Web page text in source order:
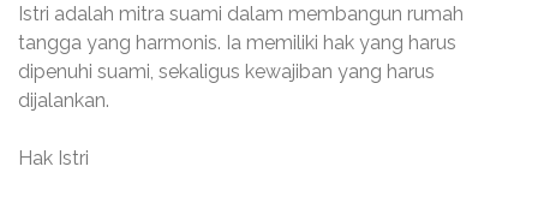
Istri adalah mitra suami dalam membangun rumah
tangga yang harmonis. Ia memiliki hak yang harus
dipenuhi suami, sekaligus kewajiban yang harus
dijalankan.
Hak Istri